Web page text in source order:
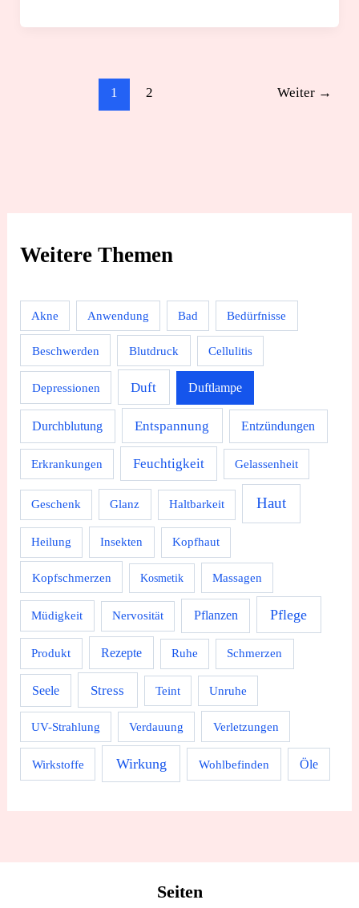
Weitere Themen
Akne Anwendung Bad Bedürfnisse
Beschwerden Blutdruck Cellulitis
Depressionen Duft Duftlampe
Durchblutung Entspannung Entzündungen
Erkrankungen Feuchtigkeit Gelassenheit
Geschenk Glanz Haltbarkeit Haut
Heilung Insekten Kopfhaut
Kopfschmerzen Kosmetik Massagen
Müdigkeit Nervosität Pflanzen Pflege
Produkt Rezepte Ruhe Schmerzen
Seele Stress Teint Unruhe
UV-Strahlung Verdauung Verletzungen
Wirkstoffe Wirkung Wohlbefinden Öle
und
Anwendungsgebiete
1 2 Weiter →
Seiten